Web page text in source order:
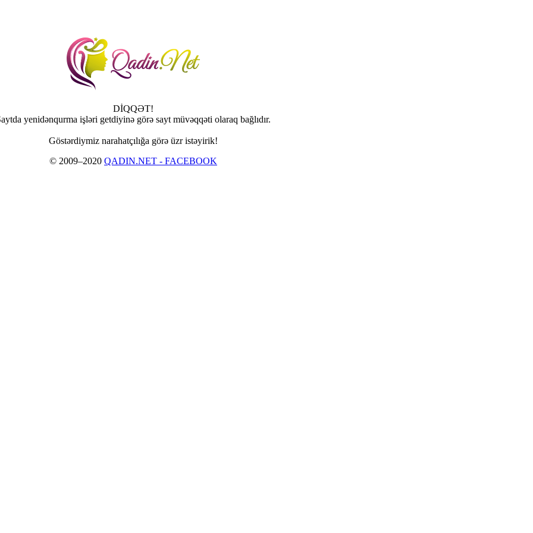
DİQQƏT!
yenidənqurma işləri getdiyinə görə sayt müvəqqəti olaraq bağlıdır.
Göstərdiymiz narahatçılığa görə üzr istəyirik!
© 2009–2020 QADIN.NET - FACEBOOK